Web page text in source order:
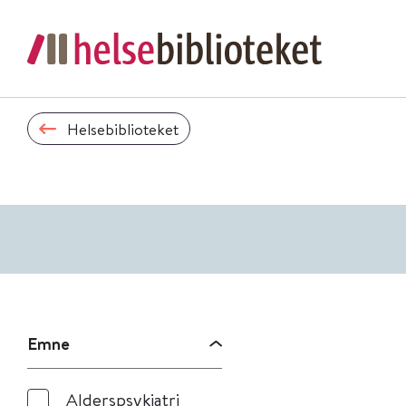
Helsebiblioteket
Emne
Alderspsykiatri